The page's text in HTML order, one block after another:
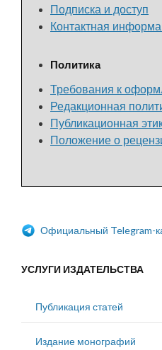
Подписка и доступ
Контактная
Политика
Требования к
Редакционная
Публикационная
Положение о
Официальный Telegram-
УСЛУГИ ИЗДАТЕЛЬСТВА
Публикация статей
Издание монографий